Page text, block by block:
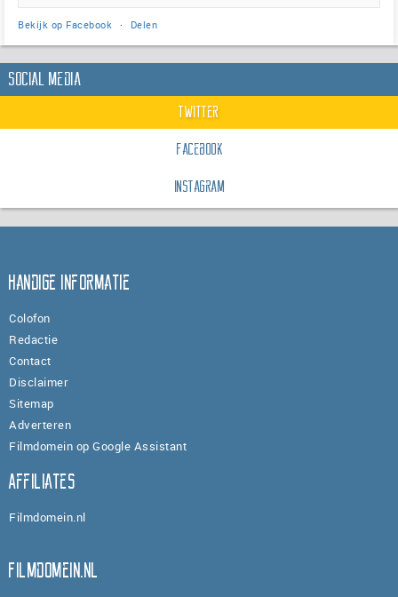
Bekijk op Facebook · Delen
Social Media
Twitter
Facebook
Instagram
Handige informatie
Colofon
Redactie
Contact
Disclaimer
Sitemap
Adverteren
Filmdomein op Google Assistant
Affiliates
Filmdomein.nl
Filmdomein.nl